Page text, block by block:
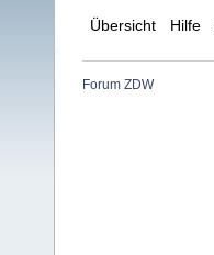
Übersicht Hilfe
Forum ZDW